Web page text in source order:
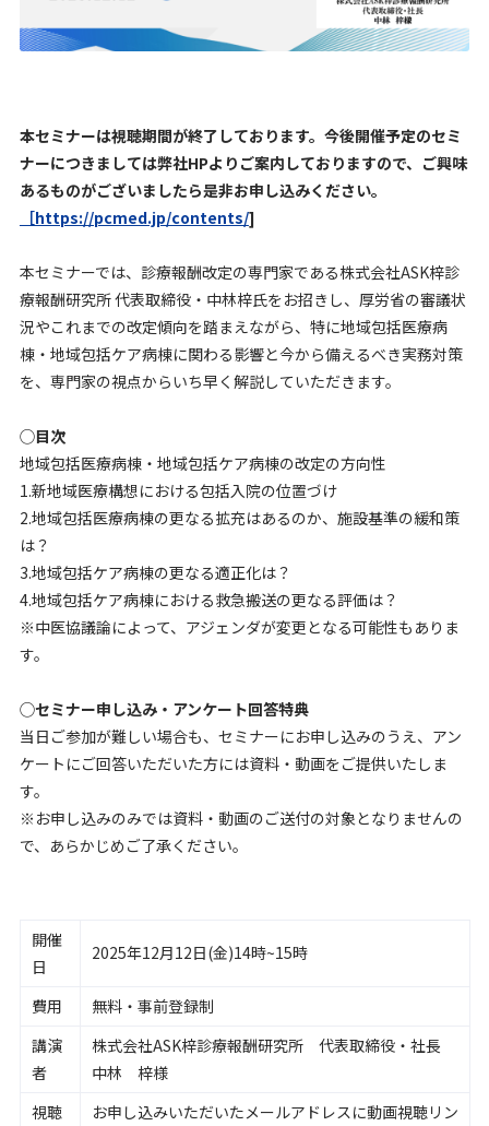
本セミナーは視聴期間が終了しております。今後開催予定のセミ
ナーにつきましては弊社HPよりご案内しておりますので、ご興味
あるものがございましたら是非お申し込みください。
［https://pcmed.jp/contents/]
本セミナーでは、診療報酬改定の専門家である株式会社ASK梓診
療報酬研究所 代表取締役・中林梓氏をお招きし、厚労省の審議状
況やこれまでの改定傾向を踏まえながら、特に地域包括医療病
棟・地域包括ケア病棟に関わる影響と今から備えるべき実務対策
を、専門家の視点からいち早く解説していただきます。
◯目次
地域包括医療病棟・地域包括ケア病棟の改定の方向性
1.新地域医療構想における包括入院の位置づけ
2.地域包括医療病棟の更なる拡充はあるのか、施設基準の緩和策
は？
3.地域包括ケア病棟の更なる適正化は？
4.地域包括ケア病棟における救急搬送の更なる評価は？
※中医協議論によって、アジェンダが変更となる可能性もありま
す。
◯セミナー申し込み・アンケート回答特典
当日ご参加が難しい場合も、セミナーにお申し込みのうえ、アン
ケートにご回答いただいた方には資料・動画をご提供いたしま
す。
※お申し込みのみでは資料・動画のご送付の対象となりませんの
で、あらかじめご了承ください。
開催
日
2025年12月12日(金)14時~15時
費用
無料・事前登録制
講演
者
株式会社ASK梓診療報酬研究所 代表取締役・社長
中林 梓様
視聴
お申し込みいただいたメールアドレスに動画視聴リン